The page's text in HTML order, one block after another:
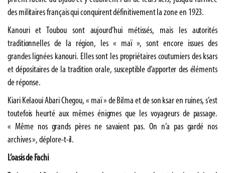
des militaires français qui conquirent définitivement la zone en 1923.
Kanouri et Toubou sont aujourd’hui métissés, mais les autorités
traditionnelles de la région, les « maï », sont encore issues des
grandes lignées kanouri. Elles sont les propriétaires coutumiers des ksars
et dépositaires de la tradition orale, susceptible d’apporter des éléments
de réponse.
Kiari Kelaoui Abari Chegou, « maï » de Bilma et de son ksar en ruines, s’est
toutefois heurté aux mêmes énigmes que les voyageurs de passage.
« Même nos grands pères ne savaient pas. On n’a pas gardé nos
archives », déplore-t-il.
L’oasis de Fachi